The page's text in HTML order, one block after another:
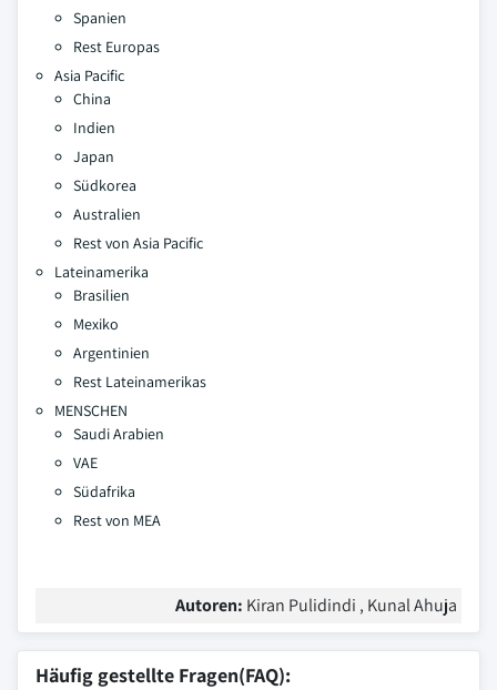
Spanien
Rest Europas
Asia Pacific
China
Indien
Japan
Südkorea
Australien
Rest von Asia Pacific
Lateinamerika
Brasilien
Mexiko
Argentinien
Rest Lateinamerikas
MENSCHEN
Saudi Arabien
VAE
Südafrika
Rest von MEA
Autoren: Kiran Pulidindi , Kunal Ahuja
Häufig gestellte Fragen(FAQ):